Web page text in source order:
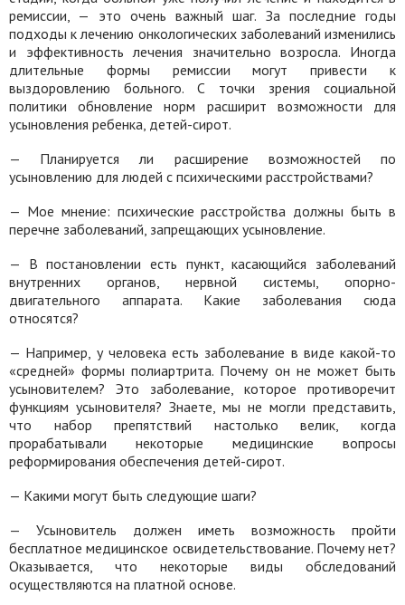
ремиссии, — это очень важный шаг. За последние годы
подходы к лечению онкологических заболеваний изменились
и эффективность лечения значительно возросла. Иногда
длительные формы ремиссии могут привести к
выздоровлению больного. С точки зрения социальной
политики обновление норм расширит возможности для
усыновления ребенка, детей-сирот.
— Планируется ли расширение возможностей по
усыновлению для людей с психическими расстройствами?
— Мое мнение: психические расстройства должны быть в
перечне заболеваний, запрещающих усыновление.
— В постановлении есть пункт, касающийся заболеваний
внутренних органов, нервной системы, опорно-
двигательного аппарата. Какие заболевания сюда
относятся?
— Например, у человека есть заболевание в виде какой-то
«средней» формы полиартрита. Почему он не может быть
усыновителем? Это заболевание, которое противоречит
функциям усыновителя? Знаете, мы не могли представить,
что набор препятствий настолько велик, когда
прорабатывали некоторые медицинские вопросы
реформирования обеспечения детей-сирот.
— Какими могут быть следующие шаги?
— Усыновитель должен иметь возможность пройти
бесплатное медицинское освидетельствование. Почему нет?
Оказывается, что некоторые виды обследований
осуществляются на платной основе.